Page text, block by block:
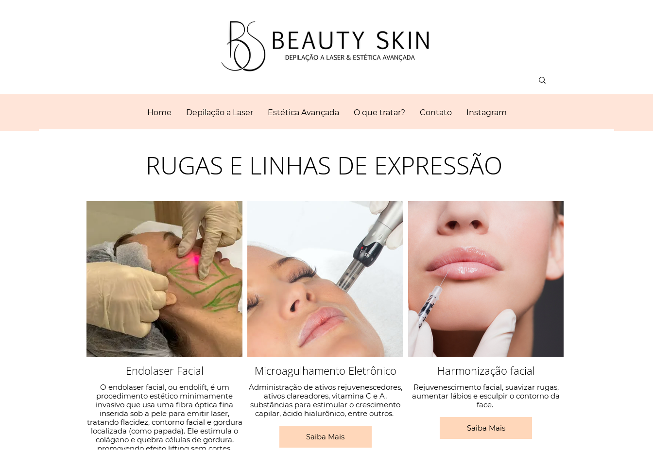
Home Depilação a Laser Estética Avançada O que tratar? Contato Instagram
RUGAS E LINHAS DE EXPRESSÃO
Endolaser Facial
O endolaser facial, ou endolift, é um
procedimento estético minimamente
invasivo que usa uma fibra óptica fina
inserida sob a pele para emitir laser,
tratando flacidez, contorno facial e gordura
localizada (como papada). Ele estimula o
colágeno e quebra células de gordura,
promovendo efeito lifting sem cortes.
Microagulhamento Eletrônico
Administração de ativos rejuvenescedores,
ativos clareadores, vitamina C e A,
substâncias para estimular o crescimento
capilar, ácido hialurônico, entre outros.
Saiba Mais
Harmonização facial
Rejuvenescimento facial, suavizar rugas,
aumentar lábios e esculpir o contorno da
face.
Saiba Mais